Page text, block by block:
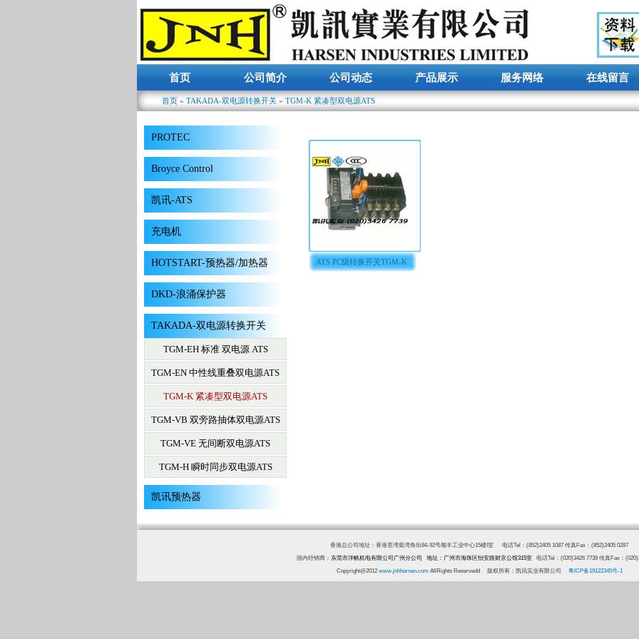
首页 公司简介 公司动态 产品展示 服务网络 在线留言
你在这里
首页 » TAKADA-双电源转换开关 » TGM-K 紧凑型双电源ATS
PROTEC
Broyce Control
凯讯-ATS
充电机
HOTSTART-预热器/加热器
DKD-浪涌保护器
TAKADA-双电源转换开关
TGM-EH 标准 双电源 ATS
TGM-EN 中性线重叠双电源ATS
TGM-K 紧凑型双电源ATS
TGM-VB 双旁路抽体双电源ATS
TGM-VE 无间断双电源ATS
TGM-H 瞬时同步双电源ATS
凯讯预热器
ATS PC级转换开关TGM-K
香港总公司地址：香港荃湾柴湾角街84-92号顺丰工业中心15楼I室 电话Tel：(852)2405 1087 传真Fax：(852)2405 0287
国内经销商： 东莞市洋帆机电有限公司广州分公司 地址：广州市海珠区怡安路财京公馆315室电话Tel：(020)3426 7739 传真Fax：
Copyright@2012 www.jnhharsen.comAllRights Reservedd 版权所有：凯讯实业有限公司 粤ICP备19122345号-1